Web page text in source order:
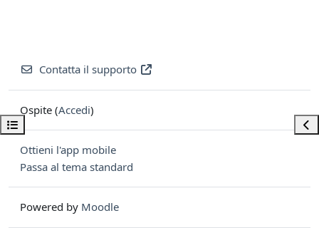
Apri indice del corso
Contatta il supporto
Ospite (Accedi)
Ottieni l'app mobile
Passa al tema standard
Powered by Moodle